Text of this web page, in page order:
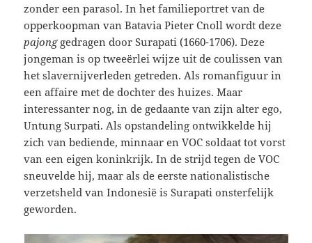
zonder een parasol. In het familieportret van de
opperkoopman van Batavia Pieter Cnoll wordt deze
pajonggedragen door Surapati (1660-1706). Deze
jongeman is op tweeërlei wijze uit de coulissen van
het slavernijverleden getreden. Als romanfiguur in
een affaire met de dochter des huizes. Maar
interessanter nog, in de gedaante van zijn alter ego,
Untung Surpati. Als opstandeling ontwikkelde hij
zich van bediende, minnaar en VOC soldaat tot vorst
van een eigen koninkrijk. In de strijd tegen de VOC
sneuvelde hij, maar als de eerste nationalistische
verzetsheld van Indonesië is Surapati onsterfelijk
geworden.